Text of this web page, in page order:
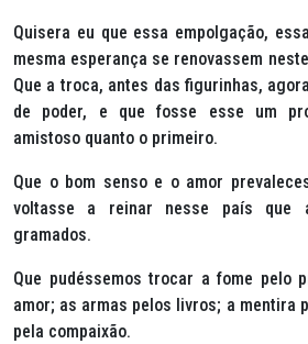
Quisera eu que essa empolgação,
mesma esperança se renovassem
Que a troca, antes das figurinhas,
de poder, e que fosse esse um
amistoso quanto o primeiro.
Que o bom senso e o amor
voltasse a reinar nesse país que
gramados.
Que pudéssemos trocar a fome pelo
amor; as armas pelos livros; a mentira
pela compaixão.